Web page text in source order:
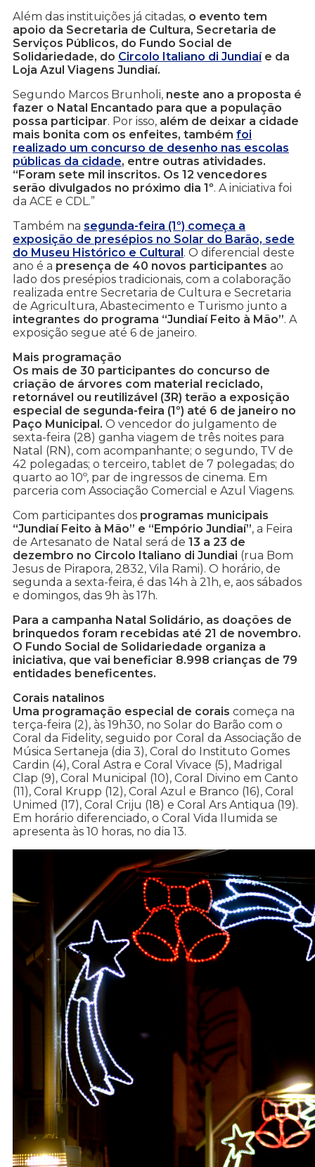
Além das instituições já citadas, o evento tem
apoio da Secretaria de Cultura, Secretaria de
Serviços Públicos, do Fundo Social de
Solidariedade, do Circolo Italiano di Jundiaíe da
Loja Azul Viagens Jundiaí.
Segundo Marcos Brunholi, neste ano a proposta é
fazer o Natal Encantado para que a população
possa participar. Por isso, além de deixar a cidade
mais bonita com os enfeites, também foi
realizado um concurso de desenho nas escolas
públicas da cidade, entre outras atividades.
“Foram sete mil inscritos. Os 12 vencedores
serão divulgados no próximo dia 1º. A iniciativa foi
da ACE e CDL.”
Também na segunda-feira (1º) começa a
exposição de presépios no Solar do Barão, sede
do Museu Histórico e Cultural. O diferencial deste
ano é a presença de 40 novos participantes ao
lado dos presépios tradicionais, com a colaboração
realizada entre Secretaria de Cultura e Secretaria
de Agricultura, Abastecimento e Turismo junto a
integrantes do programa “Jundiaí Feito à Mão”. A
exposição segue até 6 de janeiro.
Mais programação
Os mais de 30 participantes do concurso de
criação de árvores com material reciclado,
retornável ou reutilizável (3R) terão a exposição
especial de segunda-feira (1º) até 6 de janeiro no
Paço Municipal. O vencedor do julgamento de
sexta-feira (28) ganha viagem de três noites para
Natal (RN), com acompanhante; o segundo, TV de
42 polegadas; o terceiro, tablet de 7 polegadas; do
quarto ao 10º, par de ingressos de cinema. Em
parceria com Associação Comercial e Azul Viagens.
Com participantes dos programas municipais
“Jundiaí Feito à Mão” e “Empório Jundiaí”, a Feira
de Artesanato de Natal será de 13 a 23 de
dezembro no Circolo Italiano di Jundiai (rua Bom
Jesus de Pirapora, 2832, Vila Rami). O horário, de
segunda a sexta-feira, é das 14h à 21h, e, aos sábados
e domingos, das 9h às 17h.
Para a campanha Natal Solidário, as doações de
brinquedos foram recebidas até 21 de novembro.
O Fundo Social de Solidariedade organiza a
iniciativa, que vai beneficiar 8.998 crianças de 79
entidades beneficentes.
Corais natalinos
Uma programação especial de corais começa na
terça-feira (2), às 19h30, no Solar do Barão com o
Coral da Fidelity, seguido por Coral da Associação de
Música Sertaneja (dia 3), Coral do Instituto Gomes
Cardin (4), Coral Astra e Coral Vivace (5), Madrigal
Clap (9), Coral Municipal (10), Coral Divino em Canto
(11), Coral Krupp (12), Coral Azul e Branco (16), Coral
Unimed (17), Coral Criju (18) e Coral Ars Antiqua (19).
Em horário diferenciado, o Coral Vida Ilumida se
apresenta às 10 horas, no dia 13.